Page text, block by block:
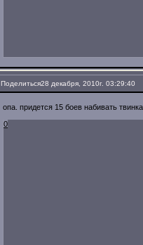
Поделиться28 декабря, 2010г. 03:29:40
опа. придется 15 боев набивать
0